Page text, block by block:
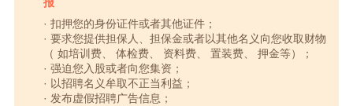
报
· 扣押您的身份证件或者其他证件；
· 要求您提供担保人、担保金或者以其他名义向您收取财物
（ 如培训费、 体检费、 资料费、 置装费、 押金等）；
· 强迫您入股或者向您集资；
· 以招聘名义牟取不正当利益；
· 发布虚假招聘广告信息；